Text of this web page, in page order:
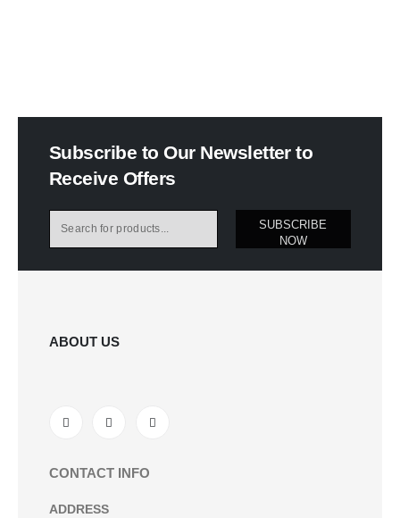
Subscribe to Our Newsletter to
Receive Offers
SUBSCRIBE
NOW
ABOUT US
CONTACT INFO
ADDRESS